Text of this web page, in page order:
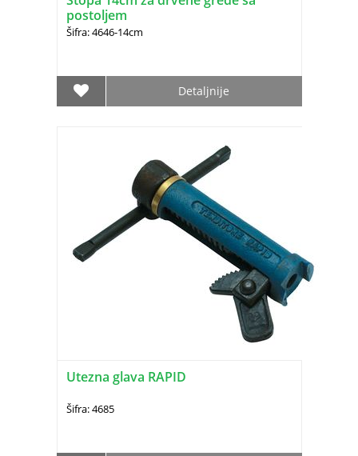
postoljem
Šifra: 4646-14cm
Detaljnije
Utezna glava RAPID
Šifra: 4685